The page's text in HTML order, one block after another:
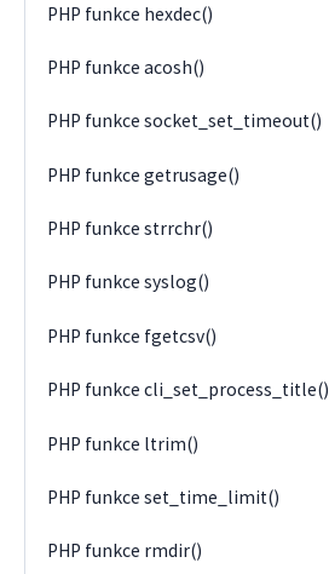
PHP funkce hexdec()
PHP funkce acosh()
PHP funkce socket_set_timeout()
PHP funkce getrusage()
PHP funkce strrchr()
PHP funkce syslog()
PHP funkce fgetcsv()
PHP funkce cli_set_process_title()
PHP funkce ltrim()
PHP funkce set_time_limit()
PHP funkce rmdir()